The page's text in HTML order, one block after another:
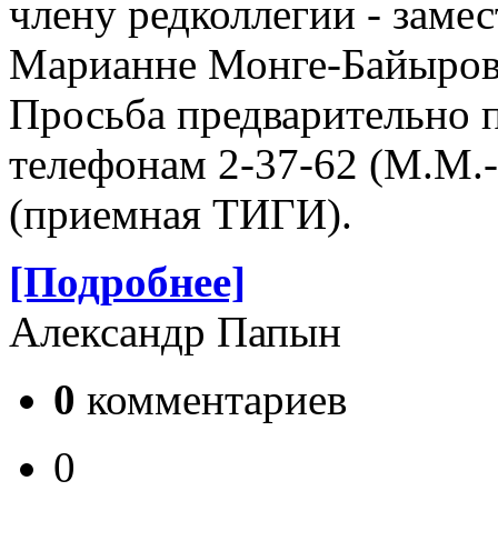
члену редколлегии -
Марианне Монге-
Просьба предварительно
телефонам 2-37-62
(приемная ТИГИ).
[Подробнее]
Александр Папын
0 комментариев
0